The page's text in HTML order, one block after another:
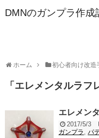
DMNのガンプラ作成
ホーム 初心者向け改造
「 エレメンタルラフ
エレメン
2017/5/3
ガンプラ , パ